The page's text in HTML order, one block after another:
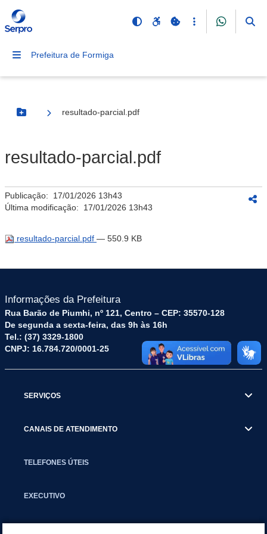
Prefeitura de Formiga
Botão Menu
resultado-parcial.pdf
resultado-parcial.pdf
Publicação: 17/01/2026 13h43
Última modificação: 17/01/2026 13h43
resultado-parcial.pdf — 550.9 KB
Informações da Prefeitura
Rua Barão de Piumhi, nº 121, Centro – CEP: 35570-128
De segunda a sexta-feira, das 9h às 16h
Tel.: (37) 3329-1800
CNPJ: 16.784.720/0001-25
SERVIÇOS
CANAIS DE ATENDIMENTO
TELEFONES ÚTEIS
EXECUTIVO